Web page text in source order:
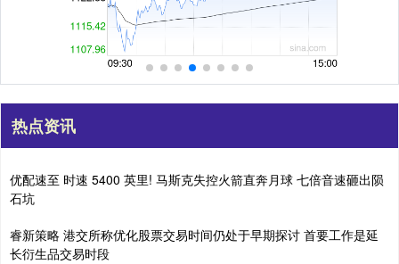
热点资讯
优配速至 时速 5400 英里! 马斯克失控火箭直奔月球 七倍音速砸出陨
石坑
睿新策略 港交所称优化股票交易时间仍处于早期探讨 首要工作是延
长衍生品交易时段